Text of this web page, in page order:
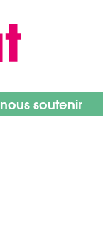
nous soutenir